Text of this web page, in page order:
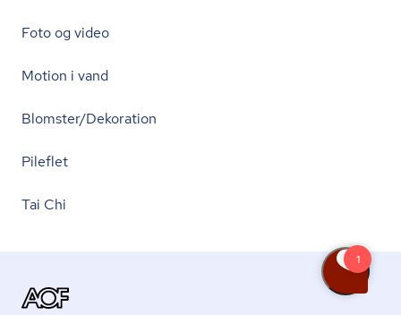
Foto og video
Motion i vand
Blomster/Dekoration
Pileflet
Tai Chi